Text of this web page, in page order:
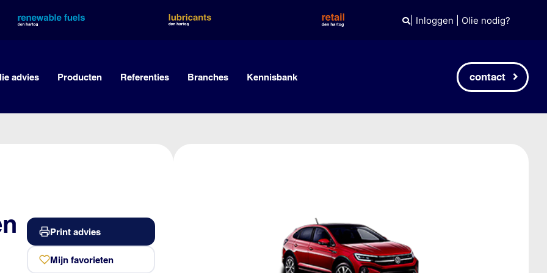
| Inloggen Olie nodig?
advies Producten Referenties Branches Kennisbank contact
Print advies
Mijn favorieten